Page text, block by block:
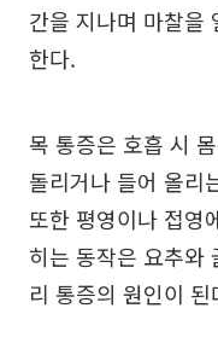
간을 지나며 마찰을
한다.
목 통증은 호흡 시
돌리거나 들어 올리
또한 평영이나 접영
히는 동작은 요추와
리 통증의 원인이 된